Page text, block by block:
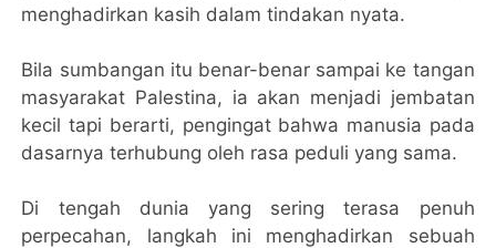
menghadirkan kasih dalam tindakan nyata.
Bila sumbangan itu benar-benar sampai ke tangan
masyarakat Palestina, ia akan menjadi jembatan
kecil tapi berarti, pengingat bahwa manusia pada
dasarnya terhubung oleh rasa peduli yang sama.
Di tengah dunia yang sering terasa penuh
perpecahan, langkah ini menghadirkan sebuah